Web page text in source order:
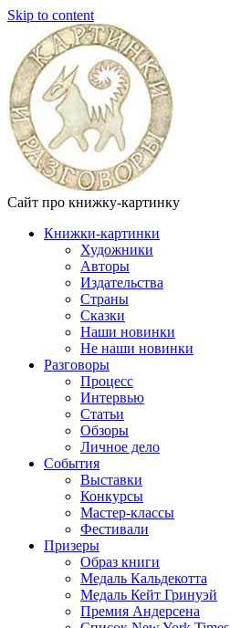
Skip to content
Сайт про книжку-картинку
Книжки-картинки
Художники
Авторы
Издательства
Страны
Сказки
Наши новинки
Не наши новинки
Разговоры
Процесс
Интервью
Статьи
Обзоры
Личное дело
События
Выставки
Конкурсы
Мастер-классы
Фестивали
Призеры
Образ книги
Медаль Кальдекотта
Медаль Кейт Гринуэй
Премия Андерсена